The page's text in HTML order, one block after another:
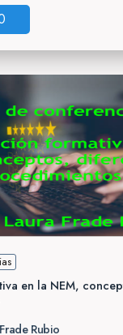
en la NEM,
Rubio